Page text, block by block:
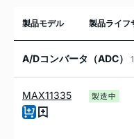
製品モデル 製品ライフ
A/Dコンバータ（ADC）
MAX11335 製造中